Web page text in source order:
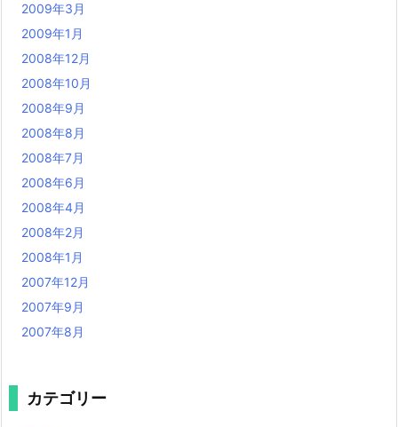
2009年3月
2009年1月
2008年12月
2008年10月
2008年9月
2008年8月
2008年7月
2008年6月
2008年4月
2008年2月
2008年1月
2007年12月
2007年9月
2007年8月
カテゴリー